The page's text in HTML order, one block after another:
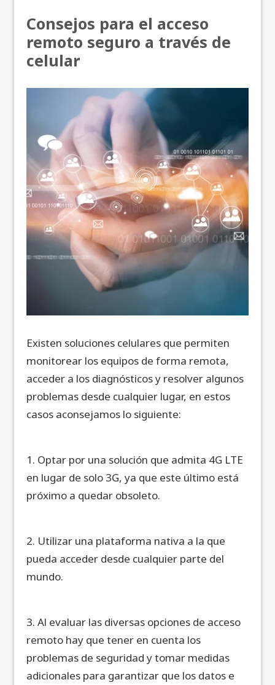
Consejos para el acceso
remoto seguro a través de
celular
Existen soluciones celulares que permiten
monitorear los equipos de forma remota,
acceder a los diagnósticos y resolver algunos
problemas desde cualquier lugar, en estos
casos aconsejamos lo siguiente:
1. Optar por una solución que admita 4G LTE
en lugar de solo 3G, ya que este último está
próximo a quedar obsoleto.
2. Utilizar una plataforma nativa a la que
pueda acceder desde cualquier parte del
mundo.
3. Al evaluar las diversas opciones de acceso
remoto hay que tener en cuenta los
problemas de seguridad y tomar medidas
adicionales para garantizar que los datos e